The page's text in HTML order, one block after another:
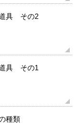
具 その2
具 その1
種類